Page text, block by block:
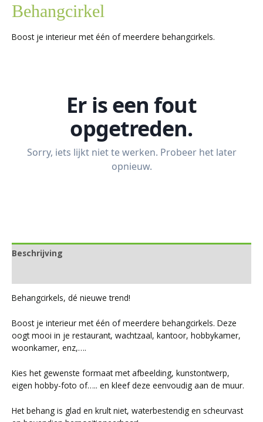
Behangcirkel
Boost je interieur met één of meerdere behangcirkels.
Beschrijving
Behangcirkels, dé nieuwe trend!
Boost je interieur met één of meerdere behangcirkels. Deze
oogt mooi in je restaurant, wachtzaal, kantoor, hobbykamer,
woonkamer, enz,….
Kies het gewenste formaat met afbeelding, kunstontwerp,
eigen hobby-foto of….. en kleef deze eenvoudig aan de muur.
Het behang is glad en krult niet, waterbestendig en scheurvast